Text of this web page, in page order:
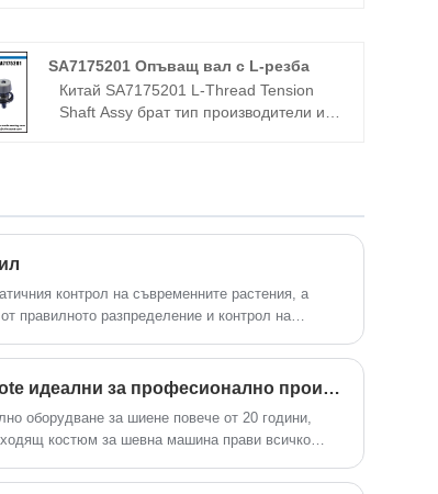
приятели от всички сфери на живота
идват да ви посетят, ръководят и
преговарят за бизнес.
SA7175201 Опъващ вал с L-резба
Китай SA7175201 L-Thread Tension
Shaft Assy брат тип производители и
ръководят и преговарят за бизнес.
контрол на съвременните растения, а
правилното разпределение и контрол на
Какво прави шевни машини Suote идеални за професионално производство на облекла?
оборудване за шиене повече от 20 години,
костюм за шевна машина прави всичко
от висок клас? Позволете ми да споделя това,